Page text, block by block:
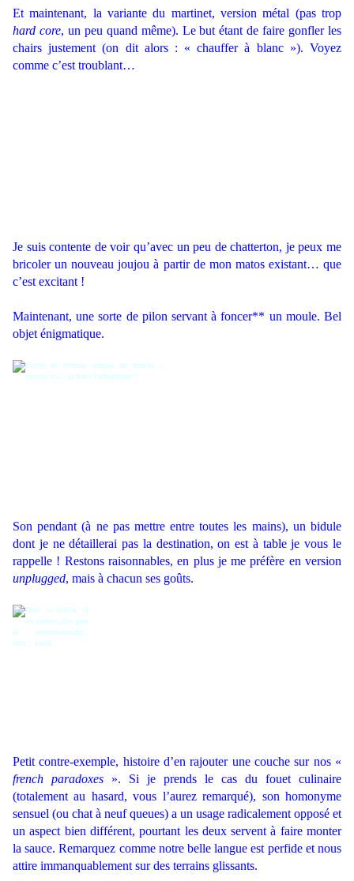
Et maintenant, la variante du martinet, version métal (pas trop
hard core, un peu quand même). Le but étant de faire gonfler les
chairs justement (on dit alors : « chauffer à blanc »). Voyez
comme c’est troublant…
Je suis contente de voir qu’avec un peu de chatterton, je peux me
bricoler un nouveau joujou à partir de mon matos existant… que
c’est excitant !
Maintenant, une sorte de pilon servant à foncer** un moule. Bel
objet énigmatique.
Son pendant (à ne pas mettre entre toutes les mains), un bidule
dont je ne détaillerai pas la destination, on est à table je vous le
rappelle ! Restons raisonnables, en plus je me préfère en version
unplugged, mais à chacun ses goûts.
Petit contre-exemple, histoire d’en rajouter une couche sur nos «
french paradoxes ». Si je prends le cas du fouet culinaire
(totalement au hasard, vous l’aurez remarqué), son homonyme
sensuel (ou chat à neuf queues) a un usage radicalement opposé et
un aspect bien différent, pourtant les deux servent à faire monter
la sauce. Remarquez comme notre belle langue est perfide et nous
attire immanquablement sur des terrains glissants.